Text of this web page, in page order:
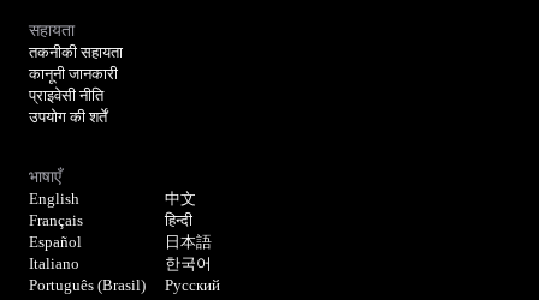
सहायता
तकनीकी सहायता
कानूनी जानकारी
प्राइवेसी नीति
उपयोग की शर्तें
भाषाएँ
English
Français
Español
Italiano
Português (Brasil)
中文
हिन्दी
日本語
한국어
Русский